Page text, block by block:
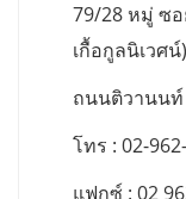
79/28 หมู่ ซ
เกื้อกูลนิเวศน์)
ถนนติวานนท์
โทร : 02-
แฟกซ์ : 02